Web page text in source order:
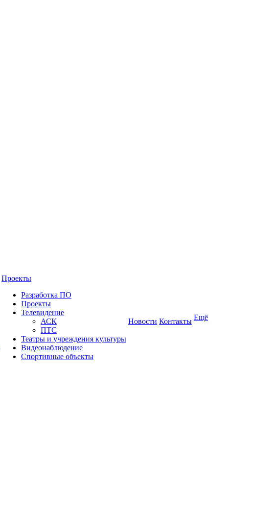
Проекты
Разработка ПО
Проекты
Телевидение
АСК
ПТС
Театры и учреждения культуры
Видеонаблюдение
Спортивные объекты
Новости Контакты Ещё